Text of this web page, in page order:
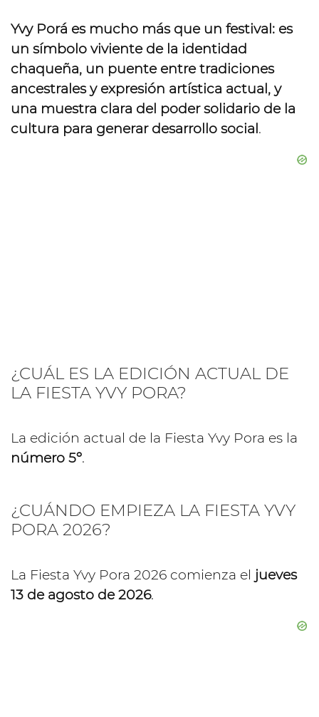
Yvy Porá es mucho más que un festival: es
un símbolo viviente de la identidad
chaqueña, un puente entre tradiciones
ancestrales y expresión artística actual, y
una muestra clara del poder solidario de la
cultura para generar desarrollo social.
¿CUÁL ES LA EDICIÓN ACTUAL DE
LA FIESTA YVY PORA?
La edición actual de la Fiesta Yvy Pora es la
número 5º.
¿CUÁNDO EMPIEZA LA FIESTA YVY
PORA 2026?
La Fiesta Yvy Pora 2026 comienza el jueves
13 de agosto de 2026.